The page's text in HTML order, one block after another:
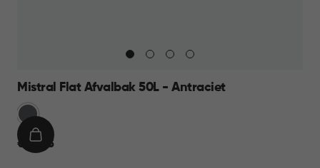
Mistral Flat Afvalbak 50L - Antraciet
Anthraciet
€
€ 23,95
IN